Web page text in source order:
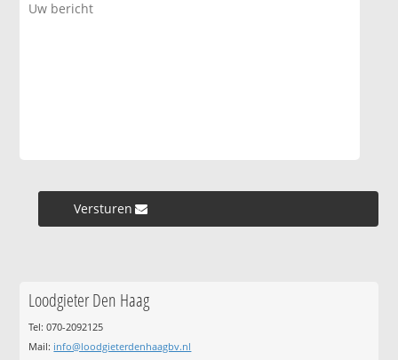
Versturen »
Loodgieter Den Haag
Tel: 070-2092125
Mail: info@loodgieterdenhaagbv.nl